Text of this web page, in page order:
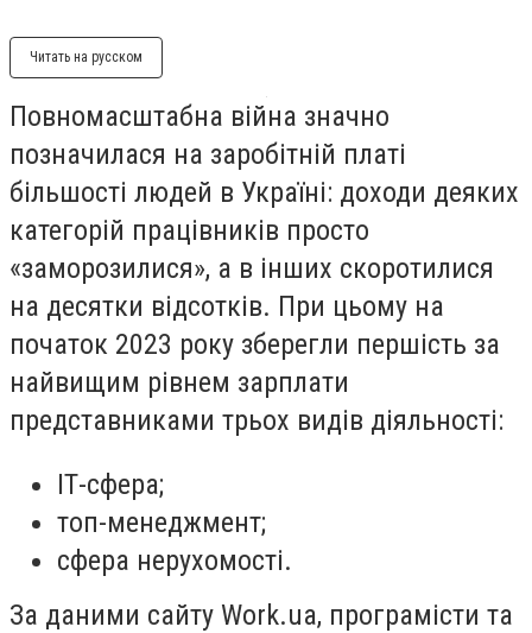
Читать на русском
Повномасштабна війна значно
позначилася на заробітній платі
більшості людей в Україні: доходи деяких
категорій працівників просто
«заморозилися», а в інших скоротилися
на десятки відсотків. При цьому на
початок 2023 року зберегли першість за
найвищим рівнем зарплати
представниками трьох видів діяльності:
ІТ-сфера;
топ-менеджмент;
сфера нерухомості.
За даними сайту Work.ua, програмісти та